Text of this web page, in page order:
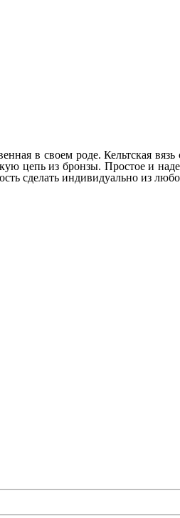
в своем роде. Кельтская
цепь из бронзы. Простое и
сделать индивидуально из